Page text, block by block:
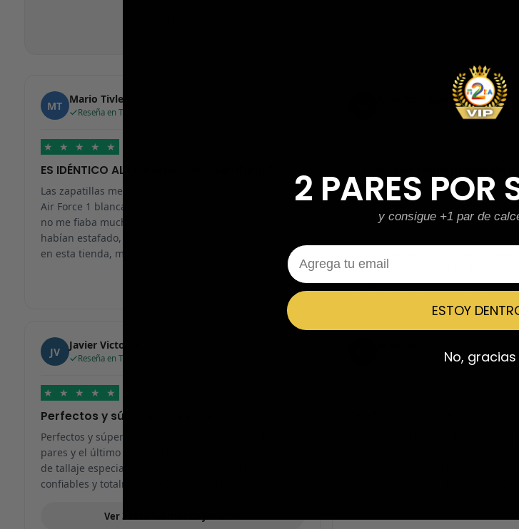
MT Mario Tivlea
Reseña en Trustpilot
★ ★ ★ ★ ★
ES IDÉNTICO AL ORIGINAL, RECOMENDABLE
Las zapatillas me han llegado en 24h, me pedí unas
Air Force 1 blancas y han llegado genial. Al principio
no me fiaba mucho ya que en muchos sitios me
habían estafado, pero a partir de ahora solo compraré
en esta tienda, muchas gracias.
Aura Rodríguez Rodríguez
Reseña en Trustpilot
Al principio tenía miedo de la
todo ha sido increíble. Me he
perfecto y con el detalle de los
contentísima. Sin duda volvería a
JV Javier Victorio
Reseña en Trustpilot
★ ★ ★ ★ ★
Perfectos y súper serios y atentos
Perfectos y súper serios y atentos. He comprado 5
pares y el último que acaba de llegar, unas Uptempo
de tallaje especial pagadas por adelantado. Súper
confiables y totalmente recomendables.
Ver 3 reseñas más de Javier
Reseña en Trustpilot
2 PARES POR
y consigue +1 par de
Email
ESTOY
No, gracias